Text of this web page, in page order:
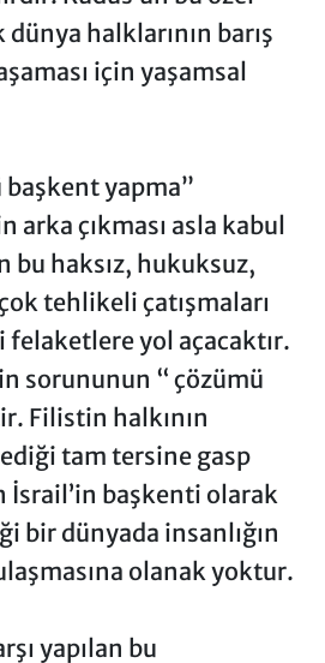
dünya halklarının barış
için yaşamsal
başkent yapma”
arka çıkması asla kabul
bu haksız, hukuksuz,
tehlikeli çatışmaları
yol açacaktır.
sorununun “ çözümü
Filistin halkının
tam tersine gasp
İsrail’in başkenti olarak
bir dünyada insanlığın
olanak yoktur.
yapılan bu